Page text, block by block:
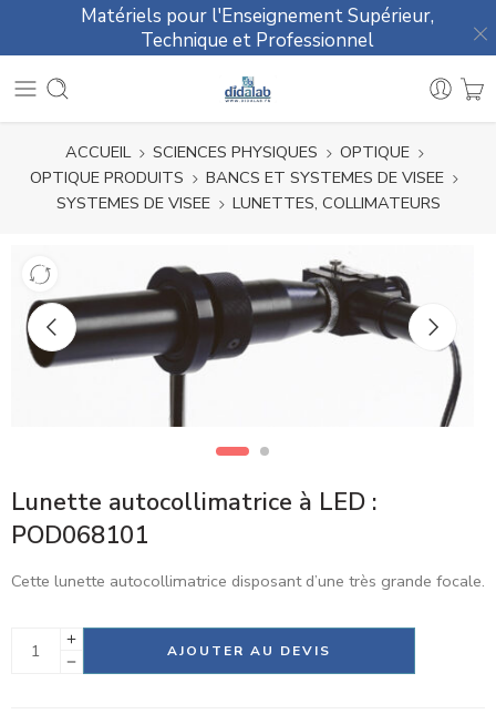
Matériels pour l'Enseignement Supérieur,
Technique et Professionnel
ACCUEIL SCIENCES PHYSIQUES
OPTIQUE
OPTIQUE PRODUITS
BANCS ET SYSTEMES DE VISEE
SYSTEMES DE VISEE
LUNETTES, COLLIMATEURS
Lunette autocollimatrice à LED :
POD068101
Cette lunette autocollimatrice disposant d’une très grande focale.
AJOUTER AU DEVIS
Alternative: